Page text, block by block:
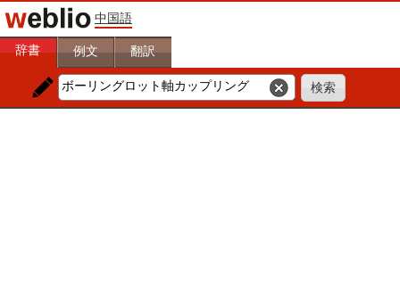
中国語
辞書 例文 翻訳